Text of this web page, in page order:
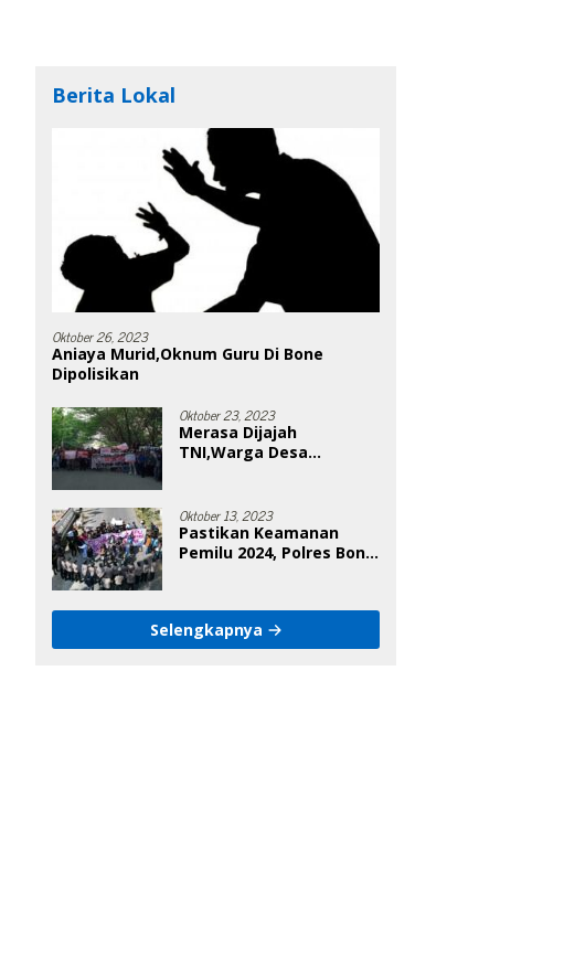
Berita Lokal
Oktober 26, 2023
Aniaya Murid,Oknum Guru Di Bone
Dipolisikan
Oktober 23, 2023
Merasa Dijajah
TNI,Warga Desa
Oktober 13, 2023
Pastikan Keamanan
Pemilu 2024, Polres Bone
Selengkapnya